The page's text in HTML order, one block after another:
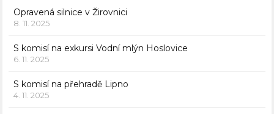
Opravená silnice v Žirovnici
8. 11. 2025
S komisí na exkursi Vodní mlýn Hoslovice
6. 11. 2025
S komisí na přehradě Lipno
4. 11. 2025